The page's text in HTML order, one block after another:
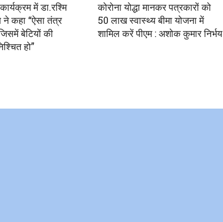
में डा.रश्मि
कहा “ऐसा तंत्र
बेटियों की
हो”
कोरोना योद्धा मानकर पत्रकारों को
50 लाख स्वास्थ्य बीमा योजना में
शामिल करें पीएम : अशोक कुमार निर्भय